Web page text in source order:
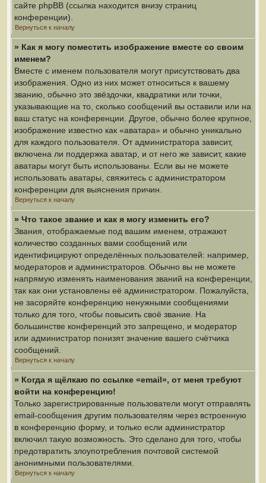
сайте phpBB (ссылка находится внизу страниц
конференции).
Вернуться к началу
» Как я могу поместить изображение вместе со своим
именем?
Вместе с именем пользователя могут присутствовать два
изображения. Одно из них может относиться к вашему
званию, обычно это звёздочки, квадратики или точки,
указывающие на то, сколько сообщений вы оставили или на
ваш статус на конференции. Другое, обычно более крупное,
изображение известно как «аватара» и обычно уникально
для каждого пользователя. От администратора зависит,
включена ли поддержка аватар, и от него же зависит, какие
аватары могут быть использованы. Если вы не можете
использовать аватары, свяжитесь с администратором
конференции для выяснения причин.
Вернуться к началу
» Что такое звание и как я могу изменить его?
Звания, отображаемые под вашим именем, отражают
количество созданных вами сообщений или
идентифицируют определённых пользователей: например,
модераторов и администраторов. Обычно вы не можете
напрямую изменять наименования званий на конференции,
так как они установлены её администратором. Пожалуйста,
не засоряйте конференцию ненужными сообщениями
только для того, чтобы повысить своё звание. На
большинстве конференций это запрещено, и модератор
или администратор понизят значение вашего счётчика
сообщений.
Вернуться к началу
» Когда я щёлкаю по ссылке «email», от меня требуют
войти на конференцию!
Только зарегистрированные пользователи могут отправлять
email-сообщения другим пользователям через встроенную
в конференцию форму, и только если администратор
включил такую возможность. Это сделано для того, чтобы
предотвратить злоупотребления почтовой системой
анонимными пользователями.
Вернуться к началу